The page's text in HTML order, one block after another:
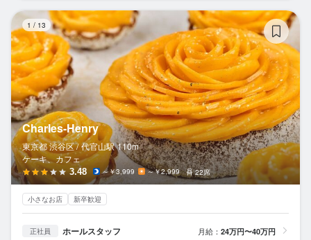
1 / 13
Charles-Henry
東京都 渋谷区 / 代官山駅 110m
ケーキ、カフェ
3.48 ～￥3,999 ～￥2,999 22席
小さなお店 新卒歓迎
正社員 ホールスタッフ 月給： 24万円〜40万円